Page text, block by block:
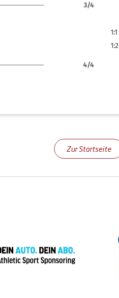
3/4
1:1
1:2
4/4
Zur Startseite